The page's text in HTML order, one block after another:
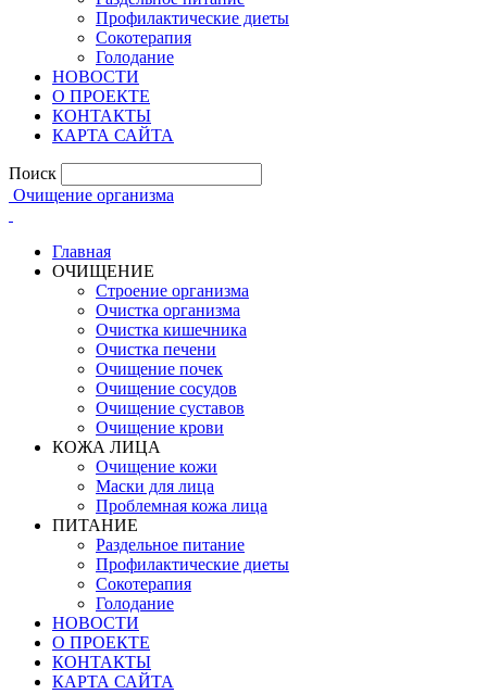
Профилактические диеты
Сокотерапия
Голодание
НОВОСТИ
О ПРОЕКТЕ
КОНТАКТЫ
КАРТА САЙТА
Поиск
Очищение организма
Главная
ОЧИЩЕНИЕ
Строение организма
Очистка организма
Очистка кишечника
Очистка печени
Очищение почек
Очищение сосудов
Очищение суставов
Очищение крови
КОЖА ЛИЦА
Очищение кожи
Маски для лица
Проблемная кожа лица
ПИТАНИЕ
Раздельное питание
Профилактические диеты
Сокотерапия
Голодание
НОВОСТИ
О ПРОЕКТЕ
КОНТАКТЫ
КАРТА САЙТА